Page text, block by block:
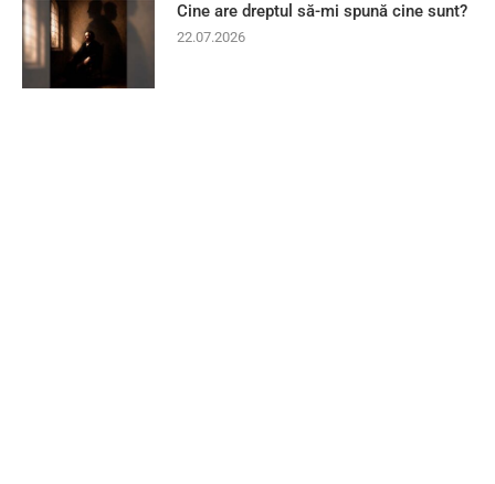
Cine are dreptul să-mi spună cine sunt?
22.07.2026